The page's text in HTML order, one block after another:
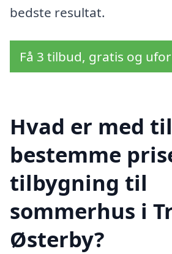
bedste resultat.
Få 3 tilbud, gratis og
Hvad er med
bestemme
tilbygning til
sommerhus i
Østerby?